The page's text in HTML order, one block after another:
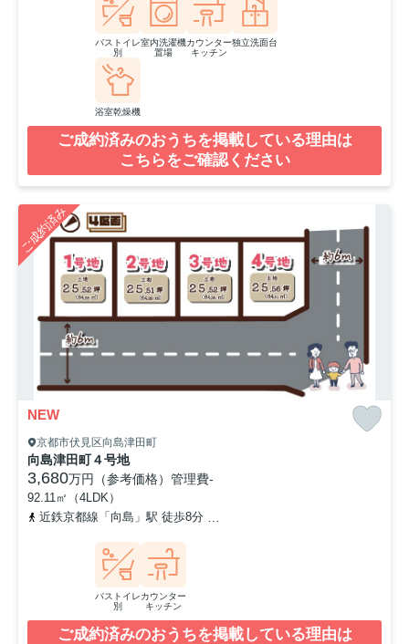
バストイレ
別
室内洗濯機
置場
カウンター
キッチン
独立洗面台
浴室乾燥機
ご成約済みのおうちを掲載している理由は
こちらをご確認ください
ご成約済み
NEW
京都市伏見区向島津田町
向島津田町４号地
3,680万円（参考価格） 管理費-
92.11㎡（4LDK）
近鉄京都線「向島」駅 徒歩8分
バストイレ
別
カウンター
キッチン
ご成約済みのおうちを掲載している理由は